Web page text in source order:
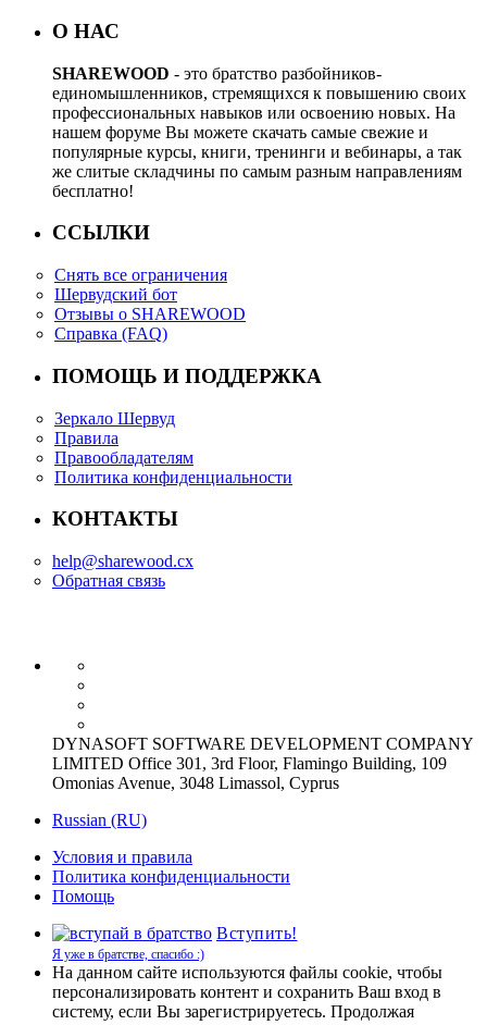
О НАС
SHAREWOOD - это братство разбойников-
единомышленников, стремящихся к повышению своих
профессиональных навыков или освоению новых. На
нашем форуме Вы можете скачать самые свежие и
популярные курсы, книги, тренинги и вебинары, а так
же слитые складчины по самым разным направлениям
бесплатно!
ССЫЛКИ
Снять все ограничения
Шервудский бот
Отзывы о SHAREWOOD
Справка (FAQ)
ПОМОЩЬ И ПОДДЕРЖКА
Зеркало Шервуд
Правила
Правообладателям
Политика конфиденциальности
КОНТАКТЫ
help@sharewood.cx
Обратная связь
DYNASOFT SOFTWARE DEVELOPMENT COMPANY
LIMITED Office 301, 3rd Floor, Flamingo Building, 109
Omonias Avenue, 3048 Limassol, Cyprus
Russian (RU)
Условия и правила
Политика конфиденциальности
Помощь
Вступить!
Я уже в братстве, спасибо :)
На данном сайте используются файлы cookie, чтобы
персонализировать контент и сохранить Ваш вход в
систему, если Вы зарегистрируетесь. Продолжая